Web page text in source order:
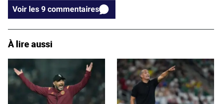
Voir les 9 commentaires
À lire aussi